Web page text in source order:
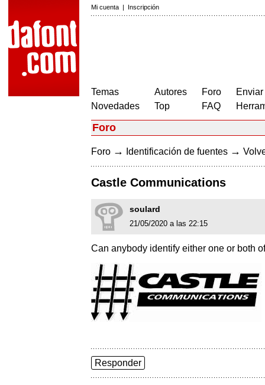
Mi cuenta | Inscripción
Temas
Novedades
Autores
Top
Foro
FAQ
Foro
Foro → Identificación de fuentes →
Castle Communications
soulard
21/05/2020 a las 22:15
Can anybody identify either one or both
Responder